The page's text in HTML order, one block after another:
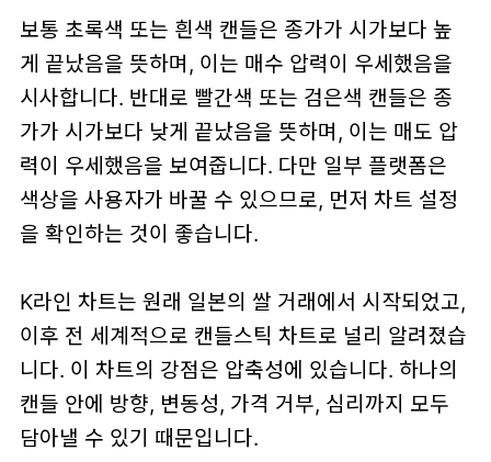
보통 초록색 또는 흰색 캔들은 종가가 시가보다 높
게 끝났음을 뜻하며, 이는 매수 압력이 우세했음을
시사합니다. 반대로 빨간색 또는 검은색 캔들은 종
가가 시가보다 낮게 끝났음을 뜻하며, 이는 매도 압
력이 우세했음을 보여줍니다. 다만 일부 플랫폼은
색상을 사용자가 바꿀 수 있으므로, 먼저 차트 설정
을 확인하는 것이 좋습니다.
K라인 차트는 원래 일본의 쌀 거래에서 시작되었고,
이후 전 세계적으로 캔들스틱 차트로 널리 알려졌습
니다. 이 차트의 강점은 압축성에 있습니다. 하나의
캔들 안에 방향, 변동성, 가격 거부, 심리까지 모두
담아낼 수 있기 때문입니다.